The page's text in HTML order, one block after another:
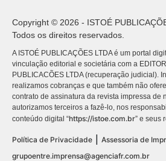
Copyright © 2026 - ISTOÉ
Todos os direitos reservados.
A ISTOÉ PUBLICAÇÕES LTDA é um portal
vinculação editorial e societária com a
PUBLICACÕES LTDA (recuperação judicial).
realizamos cobranças e que também não
contrato de assinatura da revista impressa de
autorizamos terceiros a fazê-lo, nos
conteúdo digital “https://istoe.com.br” e seus
Política de Privacidade
Assessoria de
grupoentre.imprensa@agenciafr.com.br